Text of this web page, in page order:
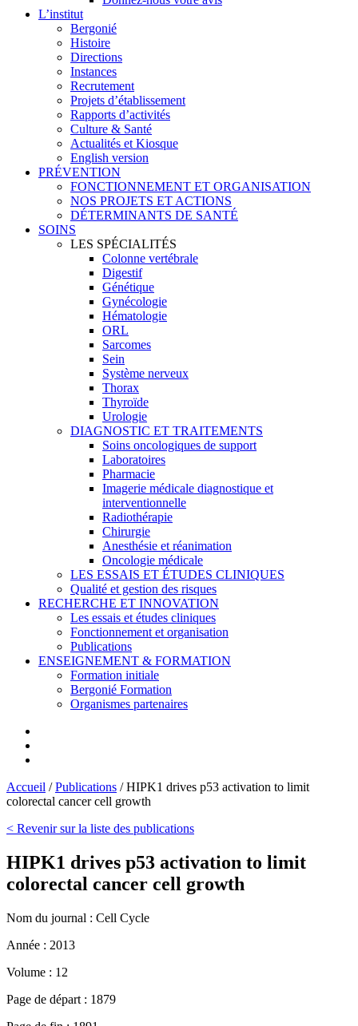
L’institut
Bergonié
Histoire
Directions
Instances
Recrutement
Projets d’établissement
Rapports d’activités
Culture & Santé
Actualités et Kiosque
English version
PRÉVENTION
FONCTIONNEMENT ET ORGANISATION
NOS PROJETS ET ACTIONS
DÉTERMINANTS DE SANTÉ
SOINS
LES SPÉCIALITÉS
Colonne vertébrale
Digestif
Génétique
Gynécologie
Hématologie
ORL
Sarcomes
Sein
Système nerveux
Thorax
Thyroïde
Urologie
DIAGNOSTIC ET TRAITEMENTS
Soins oncologiques de support
Laboratoires
Pharmacie
Imagerie médicale diagnostique et
interventionnelle
Radiothérapie
Chirurgie
Anesthésie et réanimation
Oncologie médicale
LES ESSAIS ET ÉTUDES CLINIQUES
Qualité et gestion des risques
RECHERCHE ET INNOVATION
Les essais et études cliniques
Fonctionnement et organisation
Publications
ENSEIGNEMENT & FORMATION
Formation initiale
Bergonié Formation
Organismes partenaires
Accueil /Publications /HIPK1 drives p53 activation to limit
colorectal cancer cell growth
< Revenir sur la liste des publications
HIPK1 drives p53 activation to limit
colorectal cancer cell growth
Nom du journal : Cell Cycle
Année : 2013
Volume : 12
Page de départ : 1879